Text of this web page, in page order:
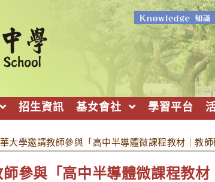
招生資訊 基女會社 學習平台
大學邀請教師參與「高中半導體微課程教材｜教師
參與「高中半導體微課程教材